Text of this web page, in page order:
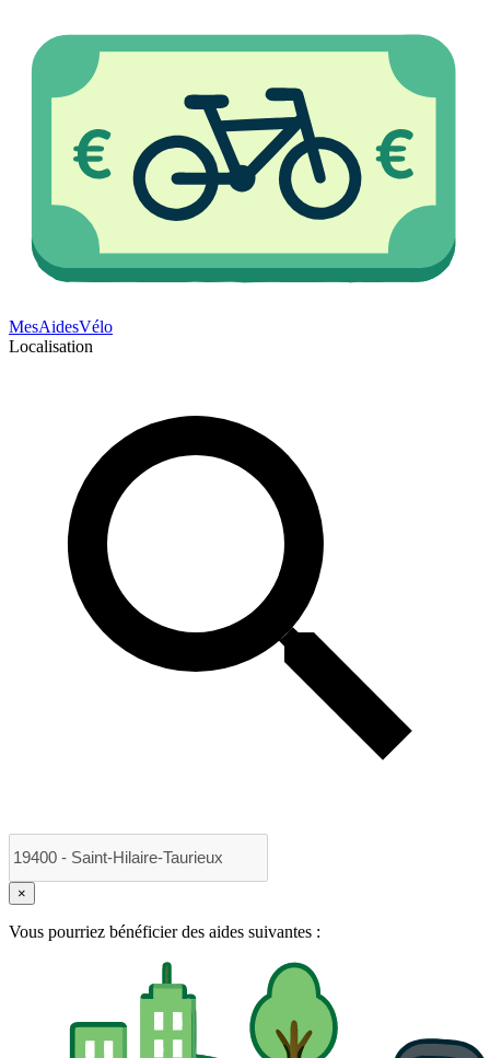
MesAidesVélo
Localisation
×
Vous pourriez bénéficier des aides suivantes :